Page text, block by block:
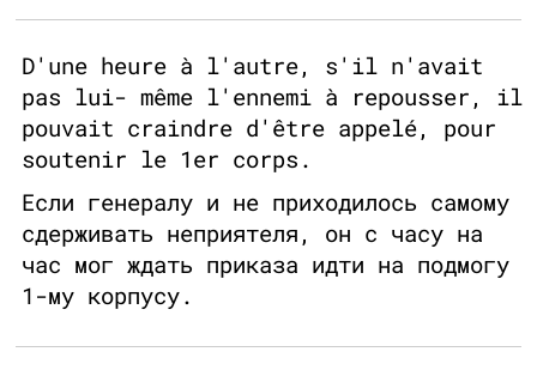
D'une heure à l'autre, s'il n'avait
pas lui- même l'ennemi à repousser, il
pouvait craindre d'être appelé, pour
soutenir le 1er corps.
Если генералу и не приходилось самому
сдерживать неприятеля, он с часу на
час мог ждать приказа идти на подмогу
1-му корпусу.